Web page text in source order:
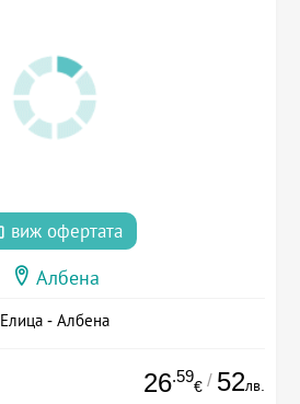
виж офертата
Албена
Елица - Албена
26.59
€ / 52лв.